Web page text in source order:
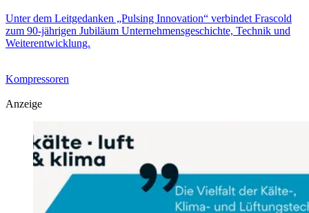
Unter dem Leitgedanken „Pulsing Innovation“ verbindet Frascold
zum 90-jährigen Jubiläum Unternehmensgeschichte, Technik und
Weiterentwicklung.
Kompressoren
Anzeige